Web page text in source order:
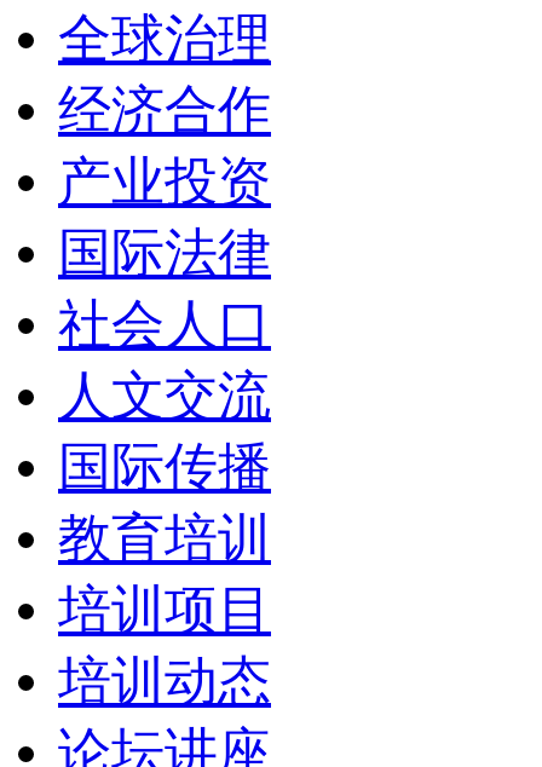
全球治理
经济合作
产业投资
国际法律
社会人口
人文交流
国际传播
教育培训
培训项目
培训动态
论坛讲座